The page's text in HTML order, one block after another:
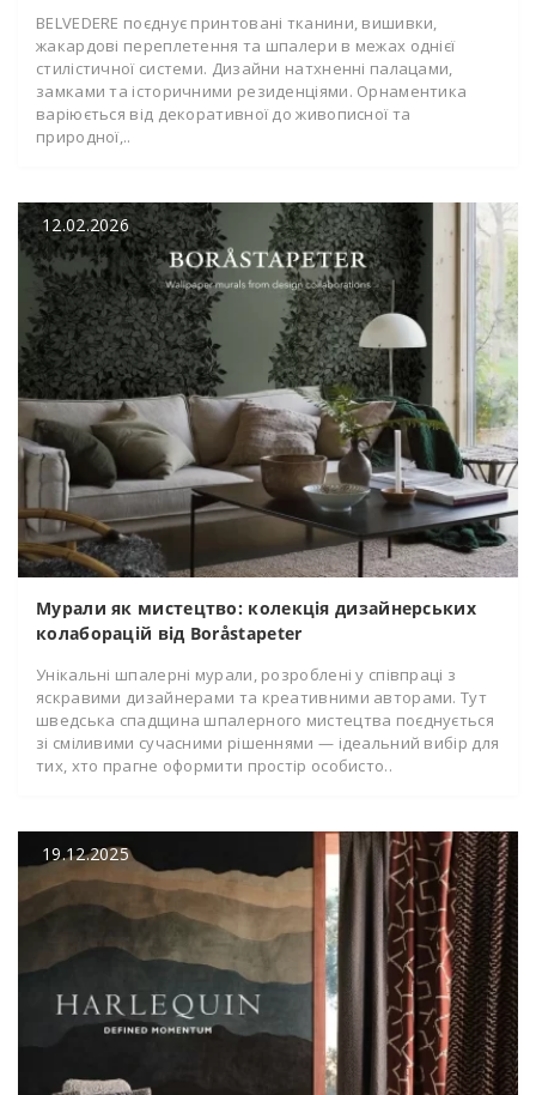
BELVEDERE поєднує принтовані тканини, вишивки,
жакардові переплетення та шпалери в межах однієї
стилістичної системи. Дизайни натхненні палацами,
замками та історичними резиденціями. Орнаментика
варіюється від декоративної до живописної та
природної,..
12.02.2026
Мурали як мистецтво: колекція дизайнерських
колаборацій від Boråstapeter
Унікальні шпалерні мурали, розроблені у співпраці з
яскравими дизайнерами та креативними авторами. Тут
шведська спадщина шпалерного мистецтва поєднується
зі сміливими сучасними рішеннями — ідеальний вибір для
тих, хто прагне оформити простір особисто..
19.12.2025